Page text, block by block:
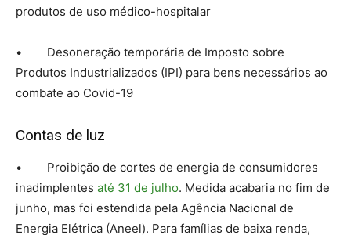
produtos de uso médico-hospitalar
• Desoneração temporária de Imposto sobre
Produtos Industrializados (IPI) para bens necessários ao
combate ao Covid-19
Contas de luz
• Proibição de cortes de energia de consumidores
inadimplentes até 31 de julho. Medida acabaria no fim de
junho, mas foi estendida pela Agência Nacional de
Energia Elétrica (Aneel). Para famílias de baixa renda,